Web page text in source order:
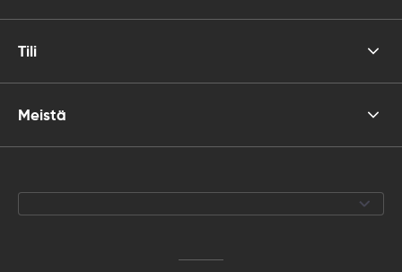
Tili
Meistä